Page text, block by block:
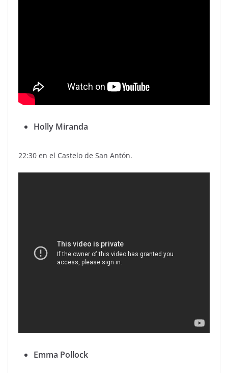
Holly Miranda
22:30 en el Castelo de San Antón.
Emma Pollock